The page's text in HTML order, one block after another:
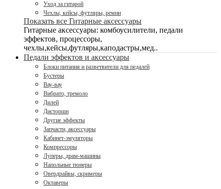
Уход за гитарой
Чехлы, кейсы, футляры, ремни
Показать все Гитарные аксессуары
Гитарные аксессуары: комбоусилители, педали
эффектов, процессоры,
чехлы,кейсы,футляры,каподастры,мед..
Педали эффектов и аксессуары
Блоки питания и разветвители для педалей
Бустеры
Вау-вау
Вибрато, тремоло
Дилей
Дисторшн
Другие эффекты
Запчасти, аксессуары
Кабинет-эмуляторы
Компрессоры
Луперы, драм-машины
Напольные тюнеры
Овердрайвы, скримеры
Октаверы